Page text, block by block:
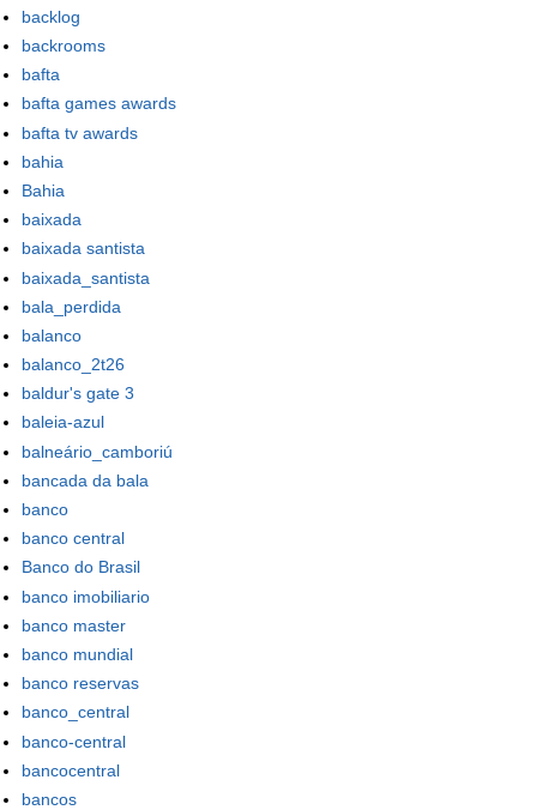
backlog
backrooms
bafta
bafta games awards
bafta tv awards
bahia
Bahia
baixada
baixada santista
baixada_santista
bala_perdida
balanco
balanco_2t26
baldur's gate 3
baleia-azul
balneário_camboriú
bancada da bala
banco
banco central
Banco do Brasil
banco imobiliario
banco master
banco mundial
banco reservas
banco_central
banco-central
bancocentral
bancos